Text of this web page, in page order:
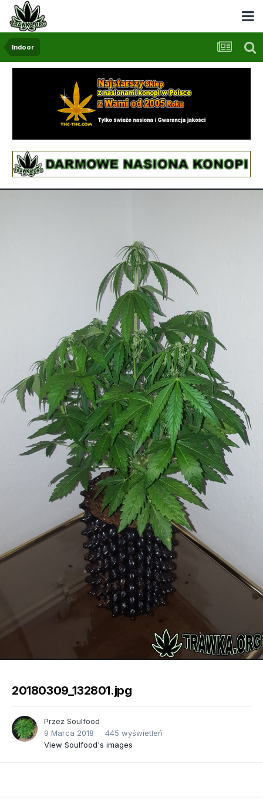
Indoor
Image Tools
20180309_132801.jpg
Przez Soulfood
9 Marca 2018
445 wyświetleń
View Soulfood's images